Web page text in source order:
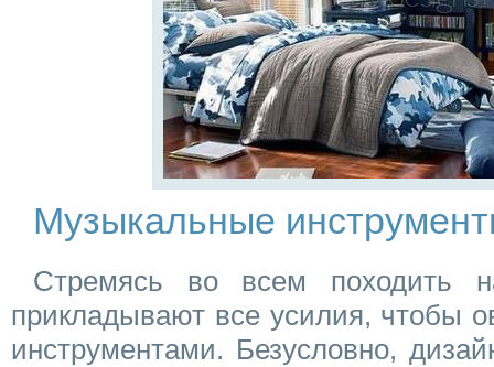
Музыкальные
Стремясь во всем походить
прикладывают все усилия, чтобы
инструментами. Безусловно,